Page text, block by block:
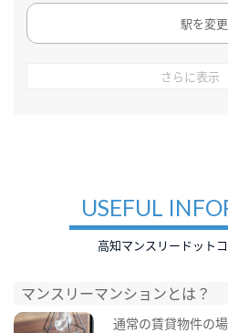
駅を変更
さらに表示
USEFUL
高知マンスリードット
マンスリーマンションとは？
通常の賃貸物件の